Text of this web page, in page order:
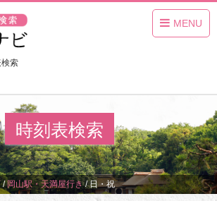
MENU
索
時刻表検索
/岡山駅・天満屋行き/日・祝